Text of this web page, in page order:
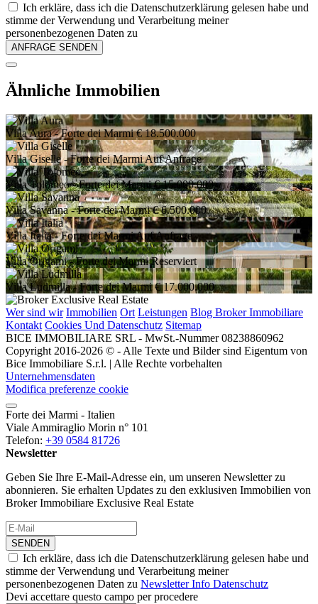
Ich erkläre, dass ich die Datenschutzerklärung gelesen habe und
stimme der Verwendung und Verarbeitung meiner
personenbezogenen Daten zu
Ähnliche Immobilien
Villa Aura- Forte dei Marmi € 18.500.000
Villa Giselle- Forte dei MarmiAuf Anfrage
Villa Tolomeo- Forte dei Marmi € 15.000.000
Villa Savanna- Forte dei Marmi € 6.500.000
Villa Italia- Forte dei MarmiAuf Anfrage
Villa Origami- Forte dei Marmi Reserviert
Villa Ludmilla- Forte dei Marmi € 17.000.000
Wer sind wir Immobilien Ort Leistungen Blog Broker Immobiliare
Kontakt Cookies Und Datenschutz Sitemap
BICE IMMOBILIARE SRL - MwSt.-Nummer 08238860962
Copyright 2016-2026 © - Alle Texte und Bilder sind Eigentum von
Bice Immobiliare S.r.l. | Alle Rechte vorbehalten
Unternehmensdaten
Modifica preferenze cookie
Forte dei Marmi - Italien
Viale Ammiraglio Morin n° 101
Telefon: +39 0584 81726
Newsletter
Geben Sie Ihre E-Mail-Adresse ein, um unseren Newsletter zu
abonnieren. Sie erhalten Updates zu den exklusiven Immobilien von
Broker Immobiliare Exclusive Real Estate
SENDEN
Ich erkläre, dass ich die Datenschutzerklärung gelesen habe und
stimme der Verwendung und Verarbeitung meiner
personenbezogenen Daten zu Newsletter Info Datenschutz
Devi accettare questo campo per procedere